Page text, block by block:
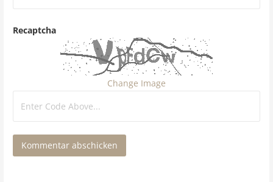
Recaptcha
Change Image